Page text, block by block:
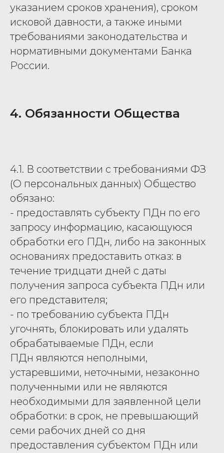
указанием сроков хранения), сроком
исковой давности, а также иными
требованиями законодательства и
нормативными документами Банка
России.
4. Обязанности Общества
4.1. В соответствии с требованиями ФЗ
(О персональных данных) Общество
обязано:
- предоставлять субъекту ПДн по его
запросу информацию, касающуюся
обработки его ПДн, либо на законных
основаниях предоставить отказ: в
течение тридцати дней с даты
получения запроса субъекта ПДн или
его представителя;
- по требованию субъекта ПДн
угочнять, блокировать или удалять
обрабатываемые ПДн, если
ПДн являются неполными,
устаревшими, неточными, незаконно
полученными или не являются
необходимыми для заявленной цели
обработки: в срок, не превышающий
семи рабочих дней со дня
предоставления субъектом ПДн или